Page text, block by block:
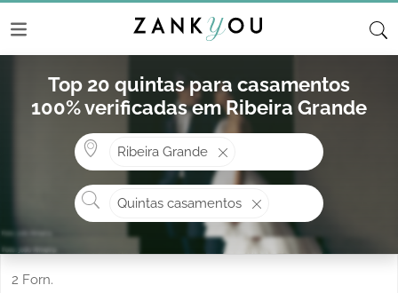
Top 20 quintas para casamentos
100% verificadas em Ribeira Grande
Onde? ex: Cascais
Ribeira Grande
O que procura?
Quintas casamentos
2 Forn.